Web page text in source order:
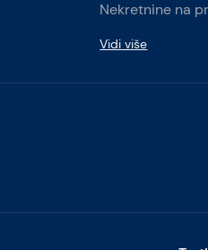
Nekretnine na
Vidi više